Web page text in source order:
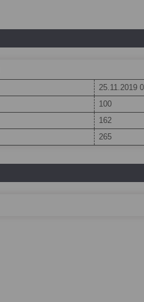
25.11.2019
100
162
265